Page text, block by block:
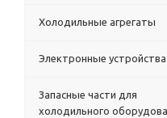
Холодильные агрегаты
Электронные устройства
Запасные части для
холодильного